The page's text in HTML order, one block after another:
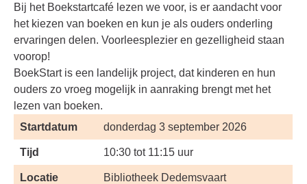
Bij het Boekstartcafé lezen we voor, is er aandacht voor
het kiezen van boeken en kun je als ouders onderling
ervaringen delen. Voorleesplezier en gezelligheid staan
voorop!
BoekStart is een landelijk project, dat kinderen en hun
ouders zo vroeg mogelijk in aanraking brengt met het
lezen van boeken.
Startdatum
donderdag 3 september 2026
Tijd 10:30 tot 11:15 uur
Locatie Bibliotheek Dedemsvaart